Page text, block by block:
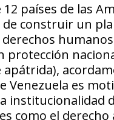
países de las
construir un
protección
Venezuela es
como el